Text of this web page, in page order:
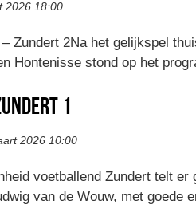
2026 18:00
Zundert 2Na het gelijkspel
Hontenisse stond op het
1
2026 10:00
voetballend Zundert telt
van de Wouw, met goede